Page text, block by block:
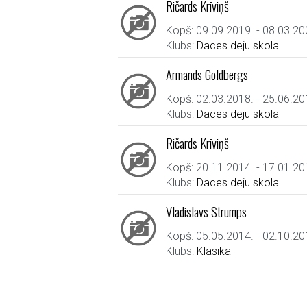
Ričards Krīviņš
Kopš: 09.09.2019. -
Klubs: Daces deju skola
Armands Goldbergs
Kopš: 02.03.2018. -
Klubs: Daces deju skola
Ričards Krīviņš
Kopš: 20.11.2014. -
Klubs: Daces deju skola
Vladislavs Strumps
Kopš: 05.05.2014. -
Klubs: Klasika